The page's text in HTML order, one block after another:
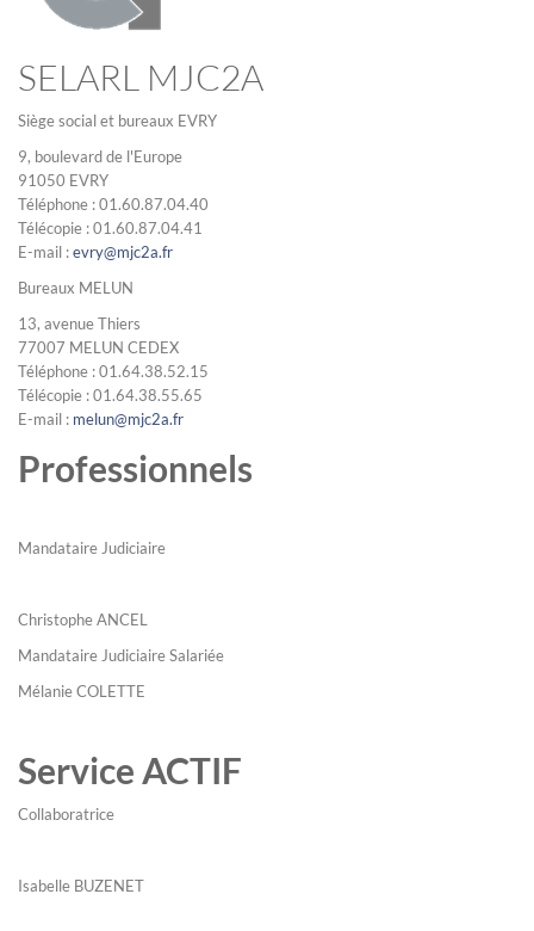
SELARL MJC2A
Siège social et bureaux EVRY
9, boulevard de l'Europe
91050 EVRY
Téléphone : 01.60.87.04.40
Télécopie : 01.60.87.04.41
E-mail :evry@mjc2a.fr
Bureaux MELUN
13, avenue Thiers
77007 MELUN CEDEX
Téléphone : 01.64.38.52.15
Télécopie : 01.64.38.55.65
E-mail : melun@mjc2a.fr
Professionnels
Mandataire Judiciaire
Christophe ANCEL
Mandataire Judiciaire Salariée
Mélanie COLETTE
Service ACTIF
Collaboratrice
Isabelle BUZENET